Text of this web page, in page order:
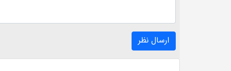
ارسال نظر